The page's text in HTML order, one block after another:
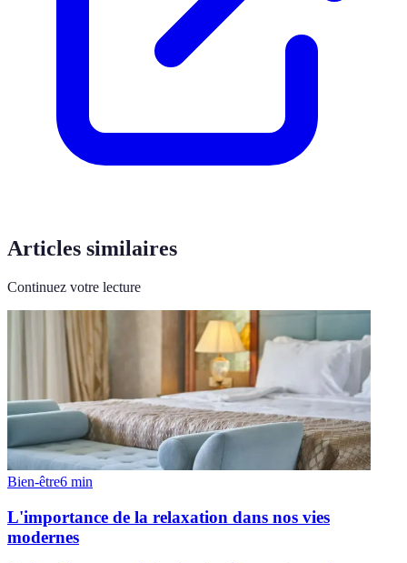
Articles similaires
Continuez votre lecture
Bien-être6 min
L'importance de la relaxation dans nos vies
modernes